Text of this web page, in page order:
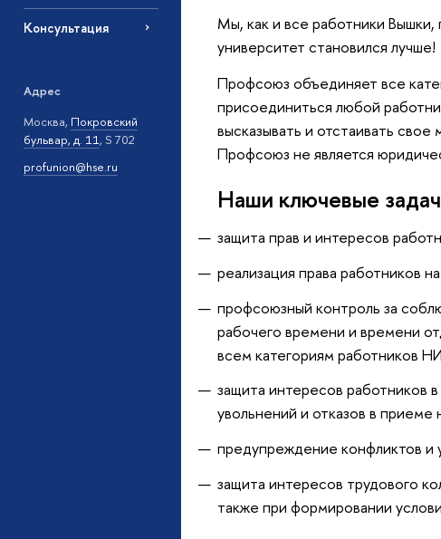
Консультация
Адрес
Москва, Покровский
бульвар, д. 11, S 702
profunion@hse.ru
Мы, как и все работники
университет становился лучше!
Профсоюз объединяет все
присоединиться любой
высказывать и отстаивать
Профсоюз не является
Наши ключевые
защита прав и интересов
реализация права работников
профсоюзный контроль за
рабочего времени и времени
всем категориям работников
защита интересов работников
увольнений и отказов в приеме
предупреждение конфликтов и
защита интересов трудового
также при формировании